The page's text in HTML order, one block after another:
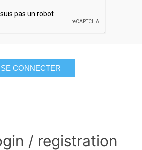
SE CONNECTER
/ registration